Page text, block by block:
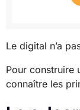
Le digital n’a
Pour construire
connaître les